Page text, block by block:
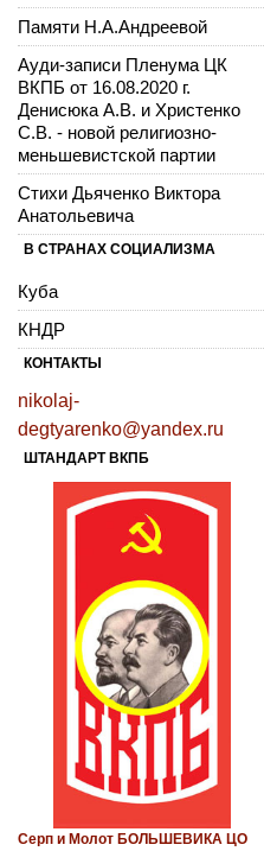
Памяти Н.А.Андреевой
Ауди-записи Пленума ЦК
ВКПБ от 16.08.2020 г.
Денисюка А.В. и Христенко
С.В. - новой религиозно-
меньшевистской партии
Стихи Дьяченко Виктора
Анатольевича
В СТРАНАХ СОЦИАЛИЗМА
Куба
КНДР
КОНТАКТЫ
nikolaj-
degtyarenko@yandex.ru
ШТАНДАРТ ВКПБ
Серп и Молот БОЛЬШЕВИКА ЦО